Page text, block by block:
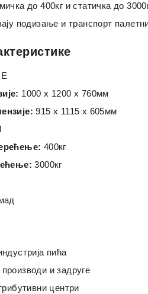
до 400кг и статичка до
подизање и транспорт
1000 x 1200 x 760мм
915 x 1115 x 605мм
400кг
3000кг
пића
и задруге
центри